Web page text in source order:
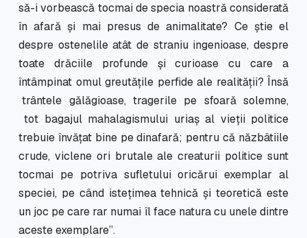
să-i vorbească tocmai de specia noastră considerată
în afară şi mai presus de animalitate? Ce ştie el
despre ostenelile atât de straniu ingenioase, despre
toate drăciile profunde şi curioase cu care a
întâmpinat omul greutăţile perfide ale realităţii? Însă
trântele gălăgioase, tragerile pe sfoară solemne,
tot bagajul mahalagismului uriaş al vieţii politice
trebuie învăţat bine pe dinafară; pentru că năzbâtiile
crude, viclene ori brutale ale creaturii politice sunt
tocmai pe potriva sufletului oricărui exemplar al
speciei, pe când isteţimea tehnică şi teoretică este
un joc pe care rar numai îl face natura cu unele dintre
aceste exemplare”.